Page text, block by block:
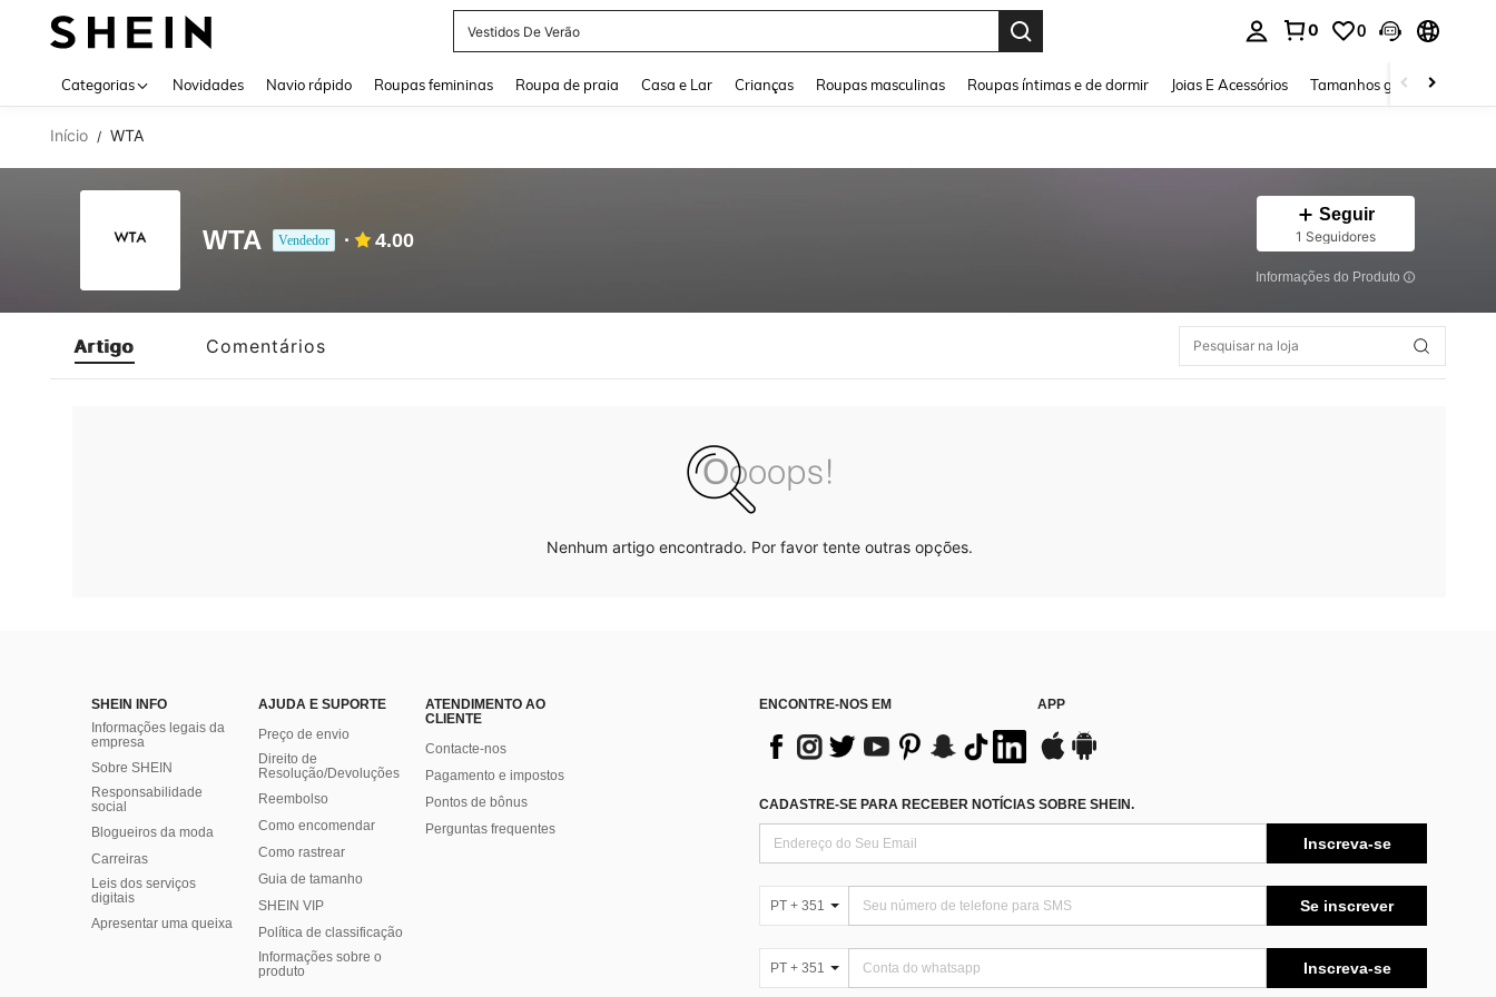
Vestidos De Verão
0 0
Categorias Novidades Navio rápido Roupas femininas Roupa de praia Casa e Lar Crianças Roupas masculinas Roupas íntimas e de dormir Joias E Acessórios Tamanhos grandes
Início / WTA
WTA Vendedor 4.00
Seguir
1 Seguidores
Informações do Produto
Artigo Comentários
Nenhum artigo encontrado. Por favor tente outras opções.
SHEIN INFO
Informações legais da
empresa
Sobre SHEIN
Responsabilidade
social
Blogueiros da moda
Carreiras
Leis dos serviços
digitais
Apresentar uma queixa
AJUDA E SUPORTE
Preço de envio
Direito de
Resolução/Devoluções
Reembolso
Como encomendar
Como rastrear
Guia de tamanho
SHEIN VIP
Política de classificação
​Informações sobre o
produto
ATENDIMENTO AO
CLIENTE
Contacte-nos
Pagamento e impostos
Pontos de bônus
Perguntas frequentes
ENCONTRE-NOS EM APP
CADASTRE-SE PARA RECEBER NOTÍCIAS SOBRE SHEIN.
Inscreva-se
PT + 351 Se inscrever
PT + 351 Inscreva-se